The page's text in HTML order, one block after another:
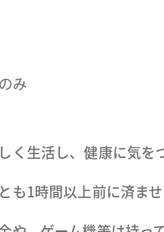
み
く生活し、健康に気を
も1時間以上前に済ませ